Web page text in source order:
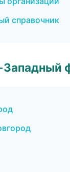
справочник